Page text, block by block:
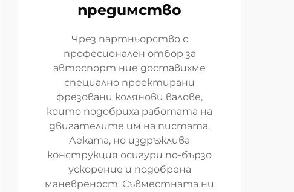
предимство
Чрез партньорство с
професионален отбор за
автоспорт ние доставихме
специално проектирани
фрезовани колянови валове,
които подобриха работата на
двигателите им на пистата.
Леката, но издръжлива
конструкция осигури по-бързо
ускорение и подобрена
маневреност. Съвместната ни